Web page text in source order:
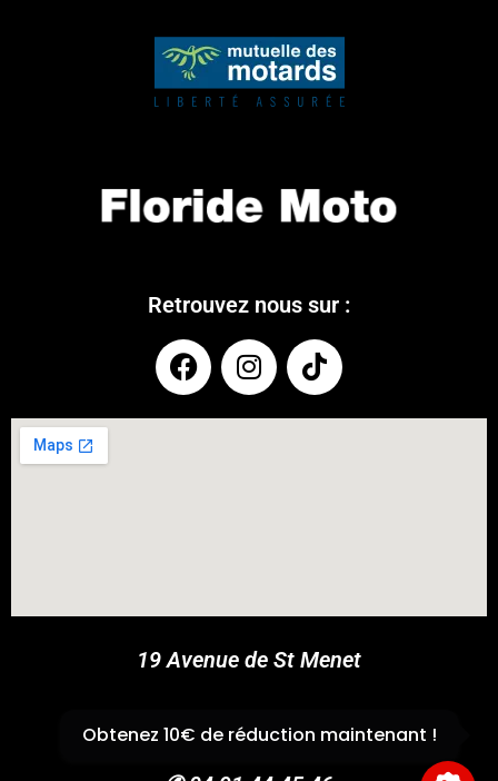
Retrouvez nous sur :
19 Avenue de St Menet
13011 Marseille
Obtenez 10€ de réduction maintenant !